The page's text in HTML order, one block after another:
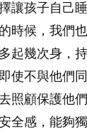
讓孩子自己
時候，我們
起幾次身，
使不與他們
照顧保護他
全感，能夠